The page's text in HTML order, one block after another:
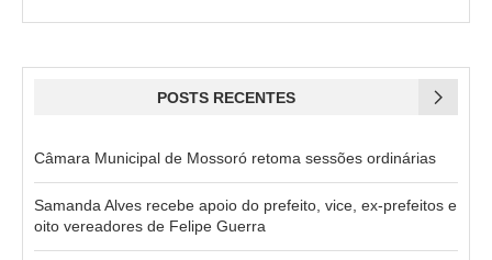
POSTS RECENTES
Câmara Municipal de Mossoró retoma sessões ordinárias
Samanda Alves recebe apoio do prefeito, vice, ex-prefeitos e
oito vereadores de Felipe Guerra